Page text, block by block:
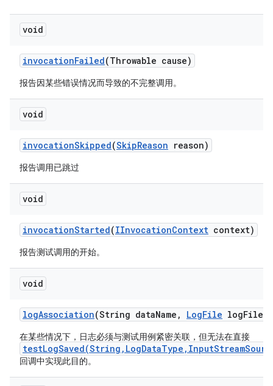
void
invocationFailed(Throwable cause)
报告因某些错误情况而导致的不完整调用。
void
invocationSkipped(SkipReason reason)
报告调用已跳过
void
invocationStarted(IInvocationContext context)
报告测试调用的开始。
void
logAssociation(String dataName , LogFile logFile)
在某些情况下，日志必须与测试用例紧密关联，但无法在直接
回调中实现此目的。